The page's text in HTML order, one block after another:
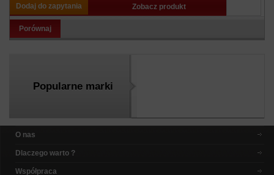
Dodaj do zapytania Zobacz produkt
Porównaj
Popularne marki
O nas
Dlaczego warto ?
Współpraca